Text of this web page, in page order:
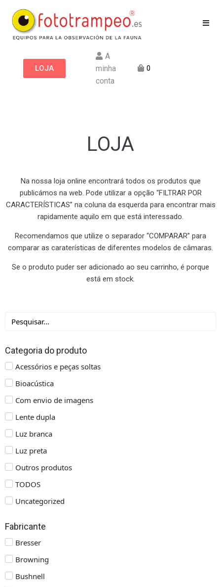
LOJA
A
minha
conta
0
LOJA
Na nossa loja online encontrará todos os produtos que
publicámos na web. Pode utilizar a opção “FILTRAR POR
CARACTERÍSTICAS” na coluna da esquerda para encontrar mais
rapidamente aquilo em que está interessado.
Recomendamos que utilize o separador “COMPARAR” para
comparar as caraterísticas de diferentes modelos de câmaras.
Se o produto puder ser adicionado ao seu carrinho, é porque
está em stock.
Categoria do produto
Acessórios e peças soltas
Bioacústica
Com envio de imagens
Lente dupla
Luz branca
Luz preta
Outros produtos
TODOS
Uncategorized
Fabricante
Bresser
Browning
Bushnell